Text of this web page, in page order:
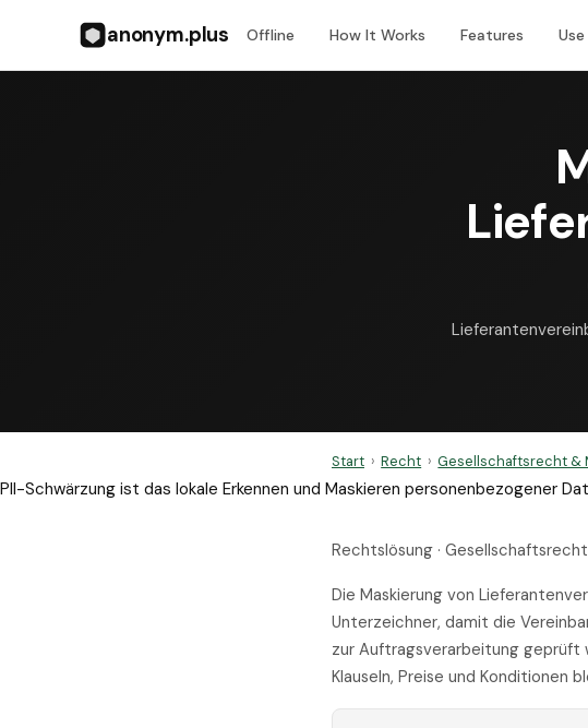
anonym.plus Offline How It Works Features
Start › Recht › Gesellschaftsrecht &
PII-Schwärzung ist das lokale Erkennen und Maskieren personenbezogener
Rechtslösung ·
Die Maskierung von
Unterzeichner, damit die
zur Auftragsverarbeitung geprüft
Klauseln, Preise und Konditionen